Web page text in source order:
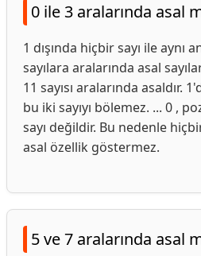
0 ile 3 aralarında asal
1 dışında hiçbir sayı ile aynı
sayılara aralarında asal
11 sayısı aralarında asaldır.
bu iki sayıyı bölemez. ... 0 ,
sayı değildir. Bu nedenle
asal özellik göstermez.
5 ve 7 aralarında asal